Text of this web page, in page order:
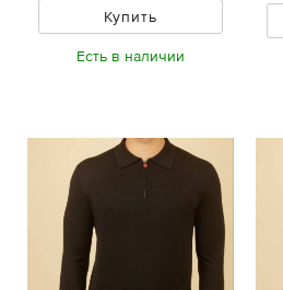
Купить
Есть в наличии